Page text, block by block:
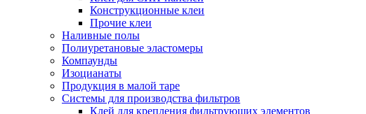
Конструкционные клеи
Прочие клеи
Наливные полы
Полиуретановые эластомеры
Компаунды
Изоцианаты
Продукция в малой таре
Системы для производства фильтров
Клей для крепления фильтрующих элементов